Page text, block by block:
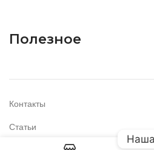
Полезное
Контакты
Статьи